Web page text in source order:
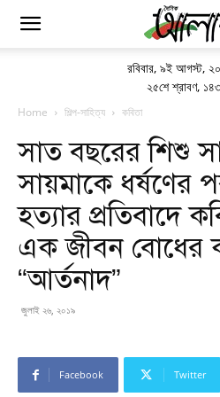
রবিবার, ৯ই আগস্ট,
২৫শে শ্রাবণ,
Home শিল্প-সাহিত্য কবিতা
সাত বছরের শিশু
সায়মাকে ধর্ষণের
হত্যার প্রতিবাদে
এক জীবন বোধের
“আর্তনাদ”
জুলাই ২৬, ২০১৯
Facebook Twitter